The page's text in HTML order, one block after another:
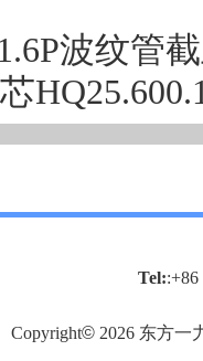
波纹管
Tel::+86
Copyright© 2026 东方一